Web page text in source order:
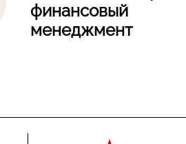
финансовый
менеджмент